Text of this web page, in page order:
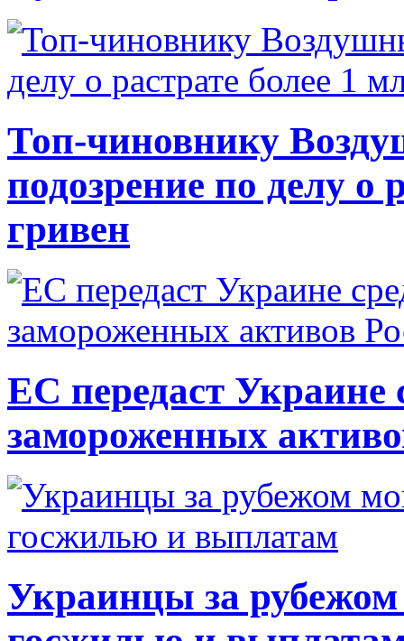
Топ-чиновнику
подозрение по делу о
гривен
ЕС передаст Украине
замороженных
Украинцы за рубежом